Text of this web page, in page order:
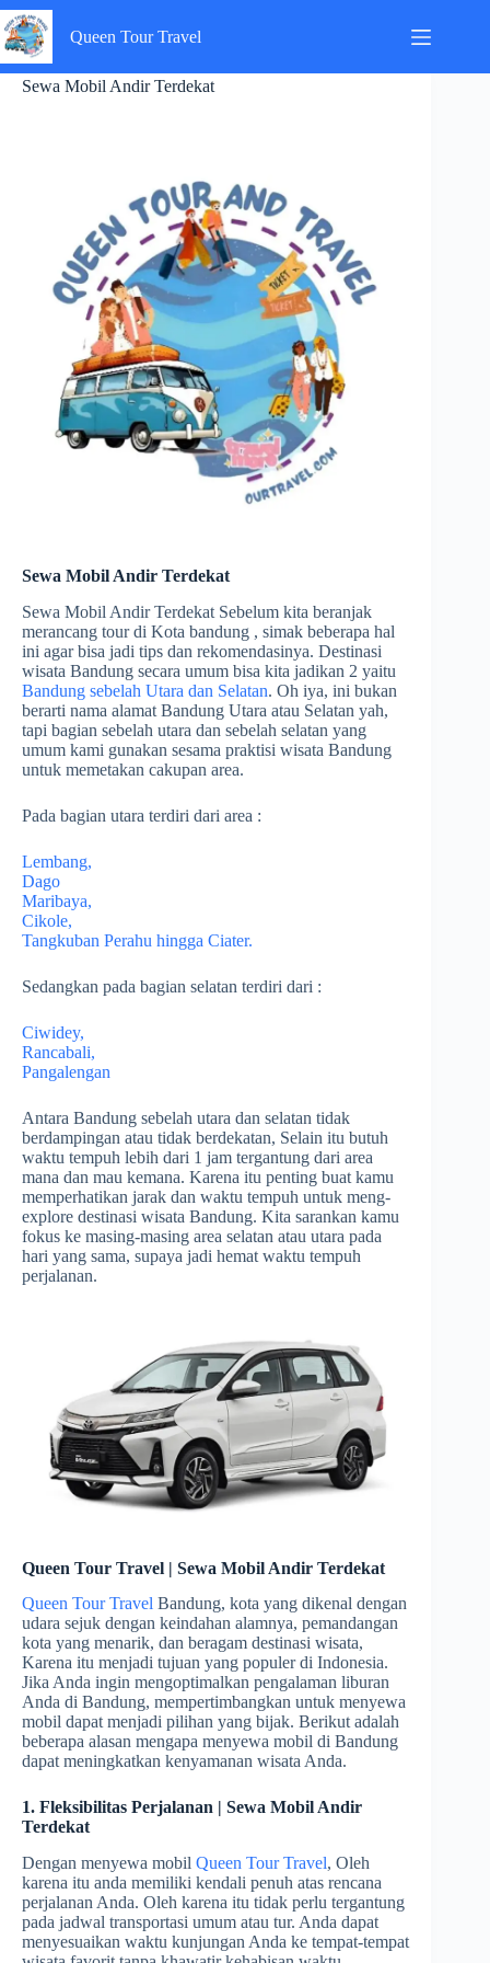
Skip
to
content
Queen Tour Travel
Sewa Mobil Andir Terdekat
Sewa Mobil Andir Terdekat
Sewa Mobil Andir Terdekat Sebelum kita beranjak
merancang tour di Kota bandung , simak beberapa hal
ini agar bisa jadi tips dan rekomendasinya. Destinasi
wisata Bandung secara umum bisa kita jadikan 2 yaitu
Bandung sebelah Utara dan Selatan. Oh iya, ini bukan
berarti nama alamat Bandung Utara atau Selatan yah,
tapi bagian sebelah utara dan sebelah selatan yang
umum kami gunakan sesama praktisi wisata Bandung
untuk memetakan cakupan area.
Pada bagian utara terdiri dari area :
Lembang,
Dago
Maribaya,
Cikole,
Tangkuban Perahu hingga Ciater.
Sedangkan pada bagian selatan terdiri dari :
Ciwidey,
Rancabali,
Pangalengan
Antara Bandung sebelah utara dan selatan tidak
berdampingan atau tidak berdekatan, Selain itu butuh
waktu tempuh lebih dari 1 jam tergantung dari area
mana dan mau kemana. Karena itu penting buat kamu
memperhatikan jarak dan waktu tempuh untuk meng-
explore destinasi wisata Bandung. Kita sarankan kamu
fokus ke masing-masing area selatan atau utara pada
hari yang sama, supaya jadi hemat waktu tempuh
perjalanan.
Queen Tour Travel | Sewa Mobil Andir Terdekat
Queen Tour Travel Bandung, kota yang dikenal dengan
udara sejuk dengan keindahan alamnya, pemandangan
kota yang menarik, dan beragam destinasi wisata,
Karena itu menjadi tujuan yang populer di Indonesia.
Jika Anda ingin mengoptimalkan pengalaman liburan
Anda di Bandung, mempertimbangkan untuk menyewa
mobil dapat menjadi pilihan yang bijak. Berikut adalah
beberapa alasan mengapa menyewa mobil di Bandung
dapat meningkatkan kenyamanan wisata Anda.
1. Fleksibilitas Perjalanan | Sewa Mobil Andir
Terdekat
Dengan menyewa mobil Queen Tour Travel, Oleh
karena itu anda memiliki kendali penuh atas rencana
perjalanan Anda. Oleh karena itu tidak perlu tergantung
pada jadwal transportasi umum atau tur. Anda dapat
menyesuaikan waktu kunjungan Anda ke tempat-tempat